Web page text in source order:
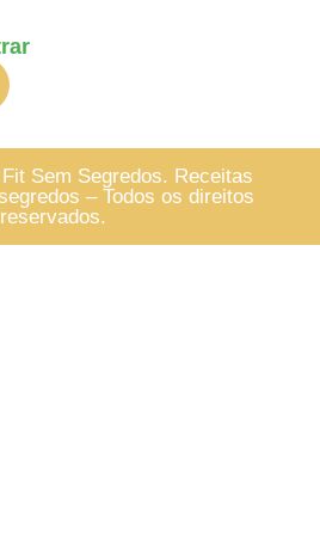
Sem Segredos. Receitas
– Todos os direitos
reservados.